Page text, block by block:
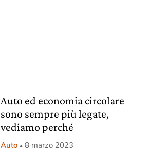
Auto ed economia circolare
sono sempre più legate,
vediamo perché
Auto 8 marzo 2023